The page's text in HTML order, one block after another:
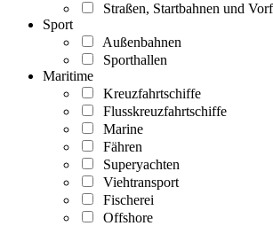
Straßen, Startbahnen und
Sport
Außenbahnen
Sporthallen
Maritime
Kreuzfahrtschiffe
Flusskreuzfahrtschiffe
Marine
Fähren
Superyachten
Viehtransport
Fischerei
Offshore